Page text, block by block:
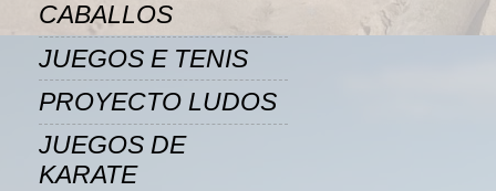
CABALLOS
JUEGOS E TENIS
PROYECTO LUDOS
JUEGOS DE
KARATE